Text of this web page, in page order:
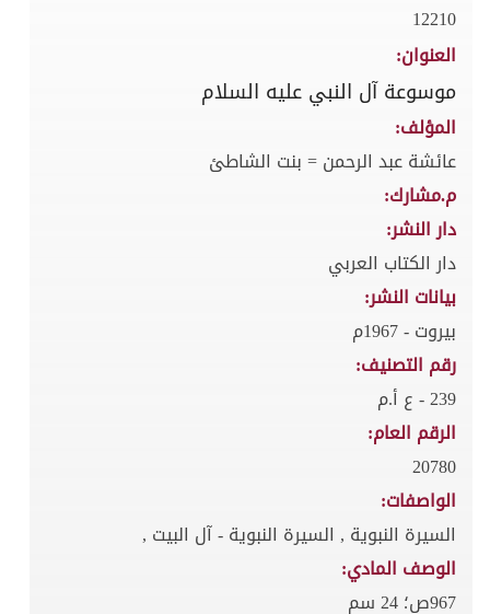
12210
العنوان:
موسوعة آل النبي عليه السلام
المؤلف:
عائشة عبد الرحمن = بنت الشاطئ
م.مشارك:
دار النشر:
دار الكتاب العربي
بيانات النشر:
بيروت - 1967م
رقم التصنيف:
239 - ع أ.م
الرقم العام:
20780
الواصفات:
السيرة النبوية , السيرة النبوية - آل البيت ,
الوصف المادي:
967ص؛ 24 سم